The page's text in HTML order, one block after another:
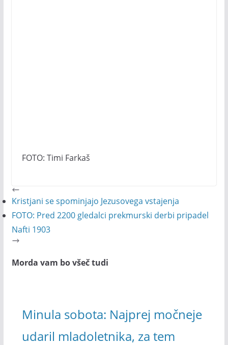
FOTO: Timi Farkaš
Kristjani se spominjajo Jezusovega vstajenja
FOTO: Pred 2200 gledalci prekmurski derbi pripadel
Nafti 1903
Morda vam bo všeč tudi
Minula sobota: Najprej močneje
udaril mladoletnika, za tem